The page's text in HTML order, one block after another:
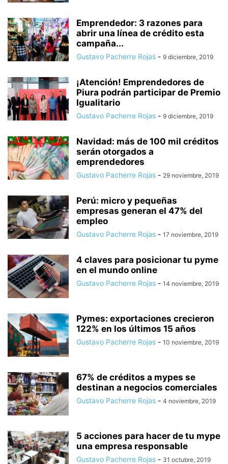
Emprendedor: 3 razones para
abrir una línea de crédito esta
campaña...
Gustavo Pacherre Rojas - 9 diciembre, 2019
¡Atención! Emprendedores de
Piura podrán participar de Premio
Igualitario
Gustavo Pacherre Rojas - 9 diciembre, 2019
Navidad: más de 100 mil créditos
serán otorgados a
emprendedores
Gustavo Pacherre Rojas - 29 noviembre, 2019
Perú: micro y pequeñas
empresas generan el 47% del
empleo
Gustavo Pacherre Rojas - 17 noviembre, 2019
4 claves para posicionar tu pyme
en el mundo online
Gustavo Pacherre Rojas - 14 noviembre, 2019
Pymes: exportaciones crecieron
122% en los últimos 15 años
Gustavo Pacherre Rojas - 10 noviembre, 2019
67% de créditos a mypes se
destinan a negocios comerciales
Gustavo Pacherre Rojas - 4 noviembre, 2019
5 acciones para hacer de tu mype
una empresa responsable
Gustavo Pacherre Rojas - 31 octubre, 2019